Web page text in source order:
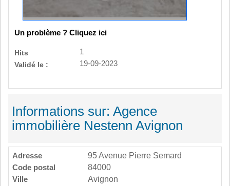
Un problème ? Cliquez ici
Hits
1
Validé le :
19-09-2023
Informations sur: Agence
immobilière Nestenn Avignon
Adresse
95 Avenue Pierre Semard
Code postal
84000
Ville
Avignon